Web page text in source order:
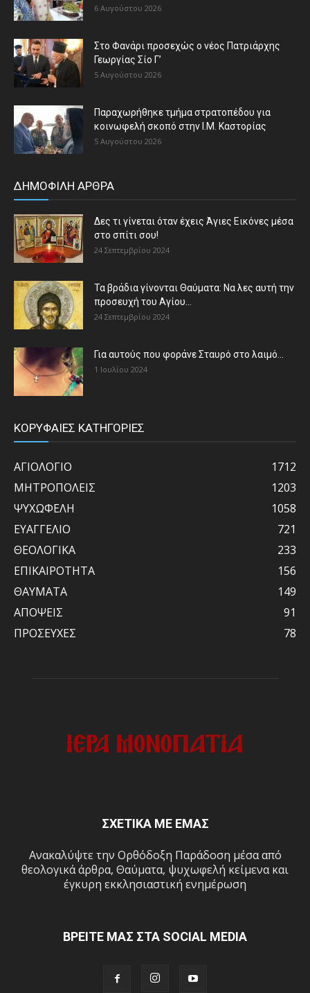
6 Αυγούστου 2026
Στο Φανάρι προσεχώς ο νέος Πατριάρχης
Γεωργίας Σίο Γ’
5 Αυγούστου 2026
Παραχωρήθηκε τμήμα στρατοπέδου για
κοινωφελή σκοπό στην Ι.Μ. Καστορίας
5 Αυγούστου 2026
ΔΗΜΟΦΙΛΗ ΑΡΘΡΑ
Δες τι γίνεται όταν έχεις Άγιες Εικόνες μέσα
στο σπίτι σου!
24 Σεπτεμβρίου 2024
Τα βράδια γίνονται Θαύματα: Να λες αυτή την
προσευχή του Αγίου...
24 Σεπτεμβρίου 2024
Για αυτούς που φοράνε Σταυρό στο λαιμό…
1 Ιουλίου 2024
ΚΟΡΥΦΑΙΕΣ ΚΑΤΗΓΟΡΙΕΣ
ΑΓΙΟΛΟΓΙΟ
1712
ΜΗΤΡΟΠΟΛΕΙΣ
1203
ΨΥΧΩΦΕΛΗ
1058
ΕΥΑΓΓΕΛΙΟ
721
ΘΕΟΛΟΓΙΚΑ
233
ΕΠΙΚΑΙΡΟΤΗΤΑ
156
ΘΑΥΜΑΤΑ
149
ΑΠΟΨΕΙΣ
91
ΠΡΟΣΕΥΧΕΣ
78
ΣΧΕΤΙΚΑ ΜΕ ΕΜΑΣ
Ανακαλύψτε την Ορθόδοξη Παράδοση μέσα από
θεολογικά άρθρα, Θαύματα, ψυχωφελή κείμενα και
έγκυρη εκκλησιαστική ενημέρωση
ΒΡΕΙΤΕ ΜΑΣ ΣΤΑ SOCIAL MEDIA